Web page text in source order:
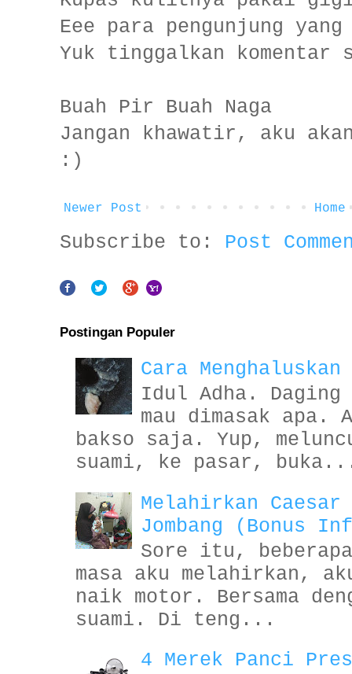
Eee para pengunjung
Yuk tinggalkan komentar
Buah Pir Buah Naga
Jangan khawatir, aku
:)
Newer Post Home
Subscribe to: Post
Postingan Populer
Cara
Idul Adha. Daging
mau dimasak
bakso saja. Yup,
suami, ke pasar,
Melahirkan
Jombang (Bonus
Sore itu,
masa aku melahirkan,
naik motor. Bersama
suami. Di teng...
4 Merek Panci